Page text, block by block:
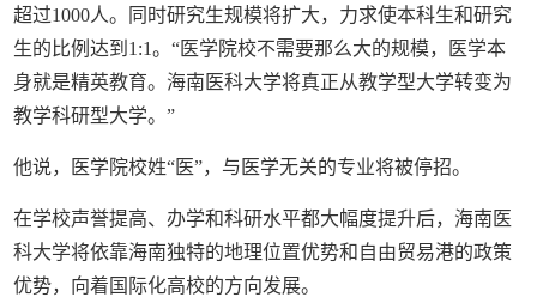
超过1000人。同时研究生规模将扩大，力求使本科生和研究
生的比例达到1:1。“医学院校不需要那么大的规模，医学本
身就是精英教育。海南医科大学将真正从教学型大学转变为
教学科研型大学。”
他说，医学院校姓“医”，与医学无关的专业将被停招。
在学校声誉提高、办学和科研水平都大幅度提升后，海南医
科大学将依靠海南独特的地理位置优势和自由贸易港的政策
优势，向着国际化高校的方向发展。